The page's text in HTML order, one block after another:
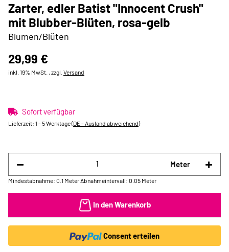
Zarter, edler Batist "Innocent Crush"
mit Blubber-Blüten, rosa-gelb
Blumen/Blüten
29,99 €
inkl. 19% MwSt. , zzgl. Versand
Sofort verfügbar
Lieferzeit: 1 - 5 Werktage(DE - Ausland abweichend)
Meter
Mindestabnahme: 0.1 Meter Abnahmeintervall: 0.05 Meter
In den Warenkorb
Consent erteilen